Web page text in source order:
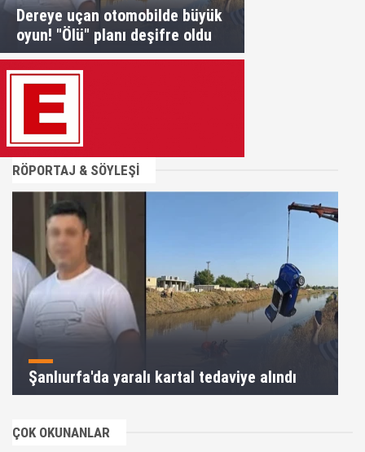
Dereye uçan otomobilde büyük
oyun! "Ölü" planı deşifre oldu
RÖPORTAJ & SÖYLEŞİ
Şanlıurfa'da yaralı kartal tedaviye alındı
ÇOK OKUNANLAR